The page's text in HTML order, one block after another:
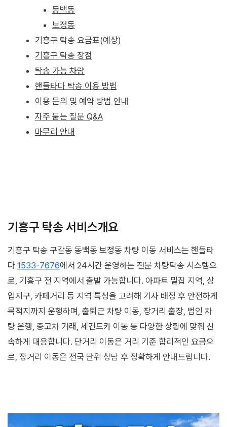
동백동
보정동
기흥구 탁송 요금표(예상)
기흥구 탁송 장점
탁송 가능 차량
핸들타다 탁송 이용 방법
이용 문의 및 예약 방법 안내
자주 묻는 질문 Q&A
마무리 안내
기흥구 탁송 서비스개요
기흥구 탁송 구갈동 동백동 보정동 차량 이동 서비스는 핸들타
다 1533-7676에서 24시간 운영하는 전문 차량탁송 시스템으
로, 기흥구 전 지역에서 출발 가능합니다. 아파트 밀집 지역, 상
업지구, 카페거리 등 지역 특성을 고려해 기사 배정 후 안전하게
목적지까지 운행하며, 출퇴근 차량 이동, 장거리 출장, 법인 차
량 운행, 중고차 거래, 세컨드카 이동 등 다양한 상황에 맞춰 신
속하게 대응합니다. 단거리 이동은 거리 기준 합리적인 요금으
로, 장거리 이동은 전국 단위 상담 후 정확하게 안내드립니다.